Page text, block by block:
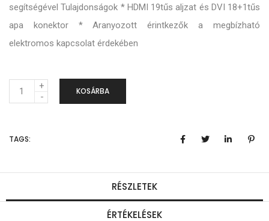
segítségével Tulajdonságok * HDMI 19tűs aljzat és DVI 18+1tűs
apa konektor * Aranyozott érintkezők a megbízható
elektromos kapcsolat érdekében
e
n
KOSÁRBA
TAGS:
RÉSZLETEK
ÉRTÉKELÉSEK